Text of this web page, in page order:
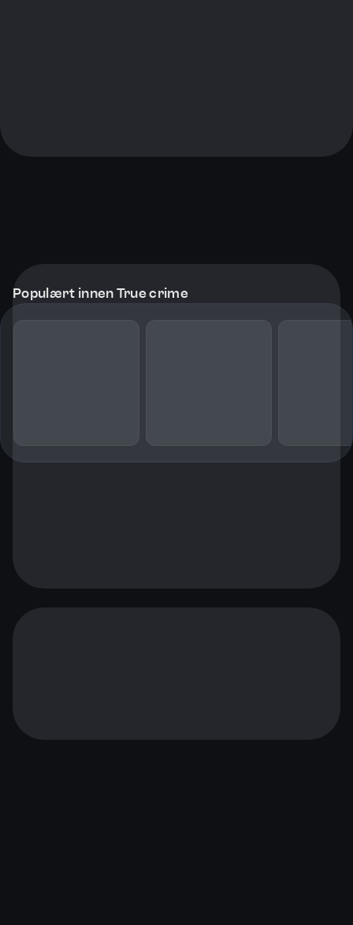
Populært innen True crime